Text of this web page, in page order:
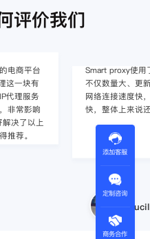
评价我们
电商平台
这一块有
代理服务
非常影响
决了以上
推荐。
Smart proxy使用
不仅数量大、更
网络连接速度快
快，整体上来说
添加客服
定制咨询
商务合作